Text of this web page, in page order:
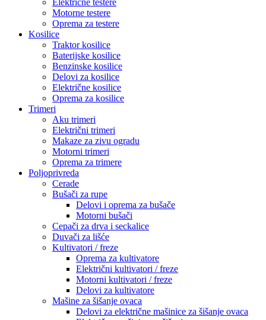
Električne testere
Motorne testere
Oprema za testere
Kosilice
Traktor kosilice
Baterijske kosilice
Benzinske kosilice
Delovi za kosilice
Električne kosilice
Oprema za kosilice
Trimeri
Aku trimeri
Električni trimeri
Makaze za zivu ogradu
Motorni trimeri
Oprema za trimere
Poljoprivreda
Cerade
Bušači za rupe
Delovi i oprema za bušače
Motorni bušači
Cepači za drva i seckalice
Duvači za lišće
Kultivatori / freze
Oprema za kultivatore
Električni kultivatori / freze
Motorni kultivatori / freze
Delovi za kultivatore
Mašine za šišanje ovaca
Delovi za električne mašinice za šišanje ovaca